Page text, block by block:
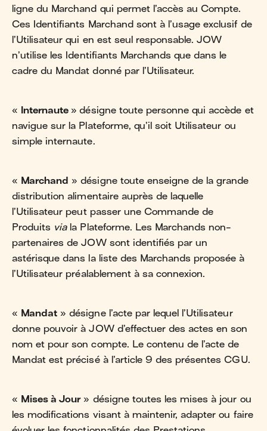
ligne du Marchand qui permet l’accès au Compte.
Ces Identifiants Marchand sont à l’usage exclusif de
l’Utilisateur qui en est seul responsable. JOW
n’utilise les Identifiants Marchands que dans le
cadre du Mandat donné par l’Utilisateur.
« Internaute» désigne toute personne qui accède et
navigue sur la Plateforme, qu’il soit Utilisateur ou
simple internaute.
« Marchand » désigne toute enseigne de la grande
distribution alimentaire auprès de laquelle
l’Utilisateur peut passer une Commande de
Produits viala Plateforme. Les Marchands non-
partenaires de JOW sont identifiés par un
astérisque dans la liste des Marchands proposée à
l’Utilisateur préalablement à sa connexion.
« Mandat » désigne l’acte par lequel l’Utilisateur
donne pouvoir à JOW d’effectuer des actes en son
nom et pour son compte. Le contenu de l’acte de
Mandat est précisé à l’article 9 des présentes CGU.
« Mises à Jour» désigne toutes les mises à jour ou
les modifications visant à maintenir, adapter ou faire